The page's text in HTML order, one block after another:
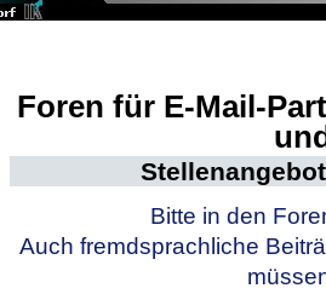
Foren für E-Mail-
Bitte in den
Auch fremdsprachliche